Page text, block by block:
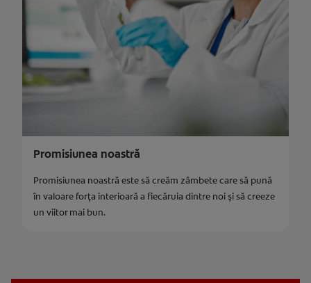
Promisiunea noastră
Promisiunea noastră este să creăm zâmbete care să pună
în valoare forța interioară a fiecăruia dintre noi și să creeze
un viitor mai bun.